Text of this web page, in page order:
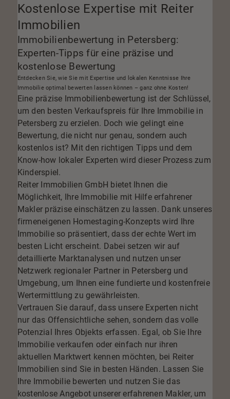
Kostenlose Expertise mit Reiter
Immobilien
Immobilienbewertung in Petersberg:
Experten-Tipps für eine präzise und
kostenlose Bewertung
Entdecken Sie, wie Sie mit Expertise und lokalen Kenntnisse Ihre
Immobilie optimal bewerten lassen können – ganz ohne Kosten!
Eine präzise Immobilienbewertung ist der Schlüssel,
um den besten Verkaufspreis für Ihre Immobilie in
Petersberg zu erzielen. Doch wie gelingt eine
Bewertung, die nicht nur genau, sondern auch
kostenlos ist? Mit den richtigen Tipps und dem
Know-how lokaler Experten wird dieser Prozess zum
Kinderspiel.
Reiter Immobilien GmbH bietet Ihnen die
Möglichkeit, Ihre Immobilie mit Hilfe erfahrener
Makler präzise einschätzen zu lassen. Dank unseres
firmeneigenen Homestaging-Konzepts wird Ihre
Immobilie so präsentiert, dass der echte Wert im
besten Licht erscheint. Dabei setzen wir auf
detaillierte Marktanalysen und nutzen unser
Netzwerk regionaler Partner in Petersberg und
Umgebung, um Ihnen eine fundierte und kostenfreie
Wertermittlung zu gewährleisten.
Vertrauen Sie darauf, dass unsere Experten nicht
nur das Offensichtliche sehen, sondern das volle
Potenzial Ihres Objekts erfassen. Egal, ob Sie Ihre
Immobilie verkaufen oder einfach nur ihren
aktuellen Marktwert kennen möchten, bei Reiter
Immobilien sind Sie in besten Händen. Lassen Sie
Ihre Immobilie bewerten und nutzen Sie das
kostenlose Angebot unserer erfahrenen Makler, um